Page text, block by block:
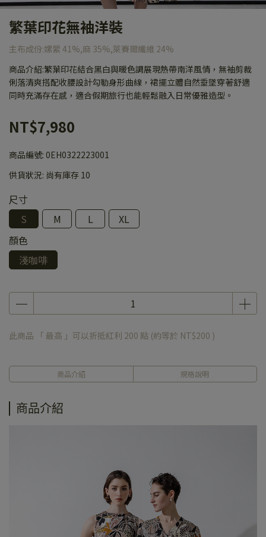
繁葉印花無袖洋裝
主布成份:嫘縈 41%,麻 35%,萊賽爾纖維 24%
商品介紹:繁葉印花結合黑白與暖色調展現熱帶南洋風情，無袖剪裁
俐落清爽搭配收腰設計勾勒身形曲線，裙擺立體自然垂墜穿著舒適
同時充滿存在感，適合假期旅行也能輕鬆融入日常優雅造型。
NT$7,980
商品編號: 0EH0322223001
供貨狀況: 尚有庫存 10
尺寸
S
M L
XL
顏色
淺咖啡
此商品 「 最高 」可以折抵紅利 200 點 (約等於 NT$200 )
商品介紹 規格說明
商品介紹